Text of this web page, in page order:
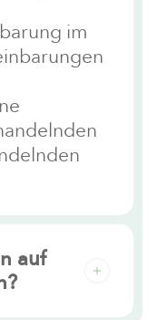
im
auf